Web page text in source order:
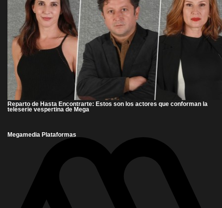
Reparto de Hasta Encontrarte: Estos son los actores que conforman la
teleserie vespertina de Mega
Megamedia Plataformas